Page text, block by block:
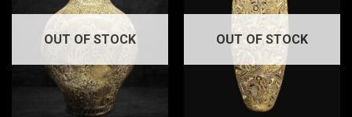
OUT OF STOCK OUT OF STOCK